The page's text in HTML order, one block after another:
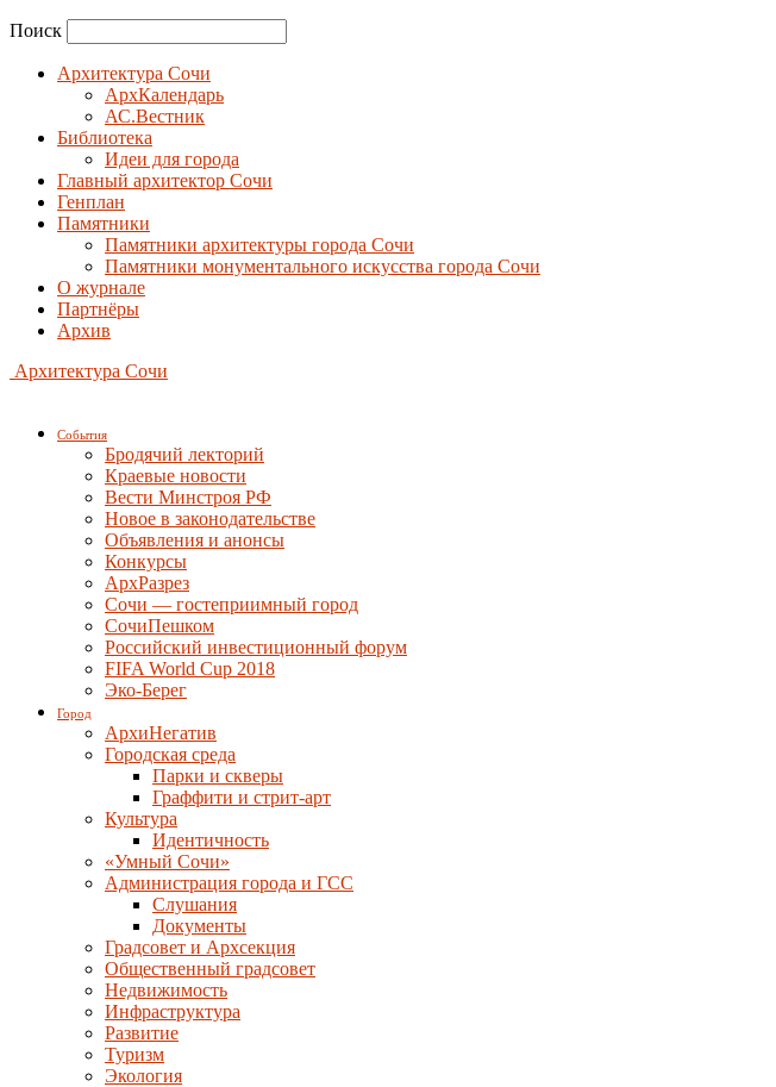
Поиск
Архитектура Сочи
АрхКалендарь
АС.Вестник
Библиотека
Идеи для города
Главный архитектор Сочи
Генплан
Памятники
Памятники архитектуры города Сочи
Памятники монументального искусства города Сочи
О журнале
Партнёры
Архив
Архитектура Сочи
События
Бродячий лекторий
Краевые новости
Вести Минстроя РФ
Новое в законодательстве
Объявления и анонсы
Конкурсы
АрхРазрез
Сочи — гостеприимный город
СочиПешком
Российский инвестиционный форум
FIFA World Cup 2018
Эко-Берег
Город
АрхиНегатив
Городская среда
Парки и скверы
Граффити и стрит-арт
Культура
Идентичность
«Умный Сочи»
Администрация города и ГСС
Слушания
Документы
Градсовет и Архсекция
Общественный градсовет
Недвижимость
Инфраструктура
Развитие
Туризм
Экология